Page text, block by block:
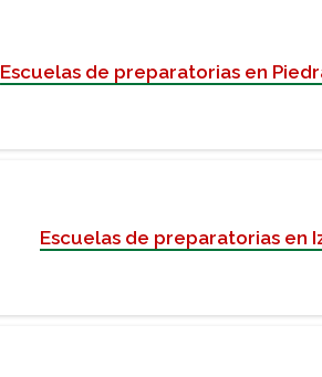
Escuelas de preparatorias en
Escuelas de preparatorias en